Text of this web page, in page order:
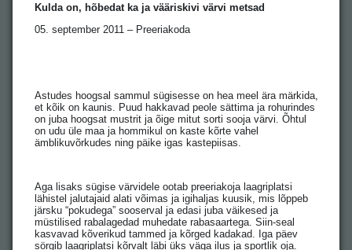
Kulda on, hõbedat ka ja vääriskivi värvi metsad
05. september 2011 – Preeriakoda
Astudes hoogsal sammul sügisesse on hea meel ära märkida,
et kõik on kaunis. Puud hakkavad peole sättima ja rohurindes
on juba hoogsat mustrit ja õige mitut sorti sooja värvi. Õhtul
on udu üle maa ja hommikul on kaste kõrte vahel
ämblikuvõrkudes ning päike igas kastepiisas.
Aga lisaks sügise värvidele ootab preeriakoja laagriplatsi
lähistel jalutajaid alati võimas ja igihaljas kuusik, mis lõppeb
järsku “pokudega” sooserval ja edasi juba väikesed ja
müstilised rabalagedad muhedate rabasaartega. Siin-seal
kasvavad kõverikud tammed ja kõrged kadakad. Iga päev
sörgib laagriplatsi kõrvalt läbi üks väga ilus ja sportlik oja.